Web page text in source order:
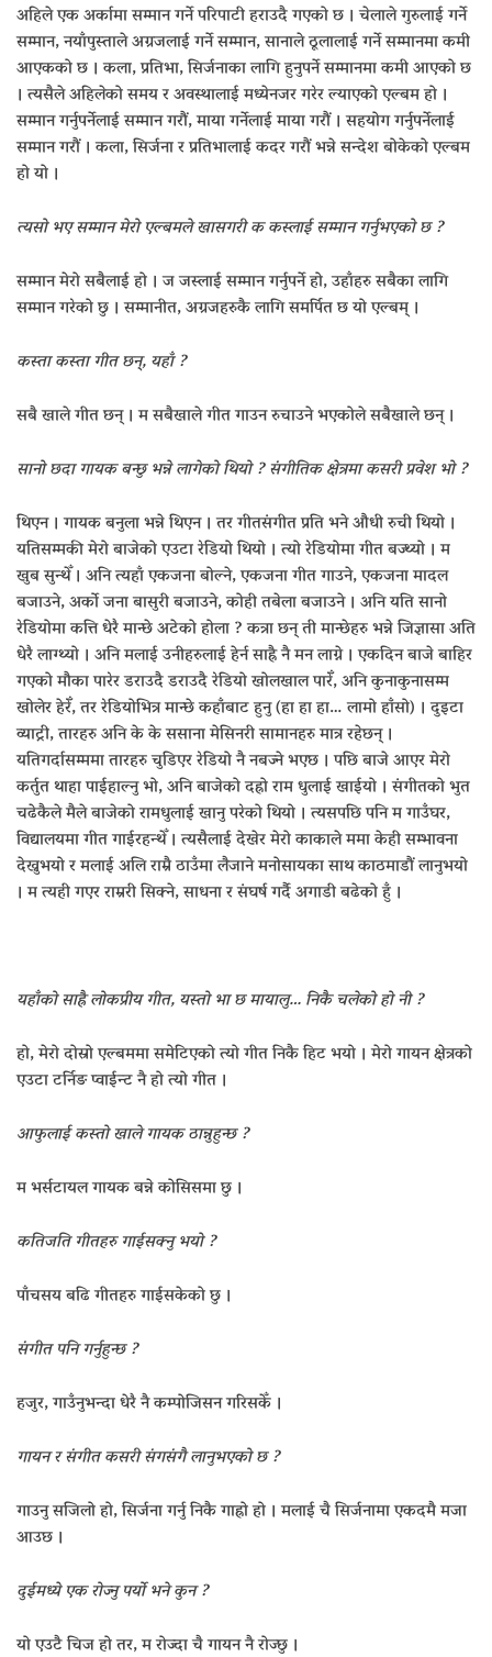
अहिले एक अर्कामा सम्मान गर्ने परिपाटी हराउदै गएको छ । चेलाले गुरुलाई गर्ने
सम्मान, नयाँपुस्ताले अग्रजलाई गर्ने सम्मान, सानाले ठूलालाई गर्ने सम्मानमा कमी
आएकको छ । कला, प्रतिभा, सिर्जनाका लागि हुनुपर्ने सम्मानमा कमी आएको छ
। त्यसैले अहिलेको समय र अवस्थालाई मध्येनजर गरेर ल्याएको एल्बम हो ।
सम्मान गर्नुपर्नेलाई सम्मान गरौं, माया गर्नेलाई माया गरौं । सहयोग गर्नुपर्नेलाई
सम्मान गरौं । कला, सिर्जना र प्रतिभालाई कदर गरौं भन्ने सन्देश बोकेको एल्बम
हो यो ।
त्यसो भए सम्मान मेरो एल्बमले खासगरी क कस्लाई सम्मान गर्नुभएको छ ?
सम्मान मेरो सबैलाई हो । ज जस्लाई सम्मान गर्नुपर्ने हो, उहाँहरु सबैका लागि
सम्मान गरेको छु । सम्मानीत, अग्रजहरुकै लागि समर्पित छ यो एल्बम् ।
कस्ता कस्ता गीत छन्, यहाँ ?
सबै खाले गीत छन् । म सबैखाले गीत गाउन रुचाउने भएकोले सबैखाले छन् ।
सानो छदा गायक बन्छु भन्ने लागेको थियो ? संगीतिक क्षेत्रमा कसरी प्रवेश भो ?
थिएन । गायक बनुला भन्ने थिएन । तर गीतसंगीत प्रति भने औधी रुची थियो ।
यतिसम्मकी मेरो बाजेको एउटा रेडियो थियो । त्यो रेडियोमा गीत बज्थ्यो । म
खुब सुन्थेँ । अनि त्यहाँ एकजना बोल्ने, एकजना गीत गाउने, एकजना मादल
बजाउने, अर्को जना बासुरी बजाउने, कोही तबेला बजाउने । अनि यति सानो
रेडियोमा कत्ति धेरै मान्छे अटेको होला ? कत्रा छन् ती मान्छेहरु भन्ने जिज्ञासा अति
धेरै लाग्थ्यो । अनि मलाई उनीहरुलाई हेर्न साह्रै नै मन लाग्ने । एकदिन बाजे बाहिर
गएको मौका पारेर डराउदै डराउदै रेडियो खोलखाल पारेँ, अनि कुनाकुनासम्म
खोलेर हेरेँ, तर रेडियोभित्र मान्छे कहाँबाट हुनु (हा हा हा… लामो हाँसो) । दुइटा
व्याट्री, तारहरु अनि के के ससाना मेसिनरी सामानहरु मात्र रहेछन् ।
यतिगर्दासम्ममा तारहरु चुडिएर रेडियो नै नबज्ने भएछ । पछि बाजे आएर मेरो
कर्तुत थाहा पाईहाल्नु भो, अनि बाजेको दह्रो राम धुलाई खाईयो । संगीतको भुत
चढेकैले मैले बाजेको रामधुलाई खानु परेको थियो । त्यसपछि पनि म गाउँघर,
विद्यालयमा गीत गाईरहन्थेँ । त्यसैलाई देखेर मेरो काकाले ममा केही सम्भावना
देख्नुभयो र मलाई अलि राम्रै ठाउँमा लैजाने मनोसायका साथ काठमाडौं लानुभयो
। म त्यही गएर राम्ररी सिक्ने, साधना र संघर्ष गर्दै अगाडी बढेको हुँ ।
यहाँको साह्रै लोकप्रीय गीत, यस्तो भा छ मायालु… निकै चलेको हो नी ?
हो, मेरो दोस्रो एल्बममा समेटिएको त्यो गीत निकै हिट भयो । मेरो गायन क्षेत्रको
एउटा टर्निङ प्वाईन्ट नै हो त्यो गीत ।
आफुलाई कस्तो खाले गायक ठान्नुहुन्छ ?
म भर्सटायल गायक बन्ने कोसिसमा छु ।
कतिजति गीतहरु गाईसक्नु भयो ?
पाँचसय बढि गीतहरु गाईसकेको छु ।
संगीत पनि गर्नुहुन्छ ?
हजुर, गाउँनुभन्दा धेरै नै कम्पोजिसन गरिसकेँ ।
गायन र संगीत कसरी संगसंगै लानुभएको छ ?
गाउनु सजिलो हो, सिर्जना गर्नु निकै गाह्रो हो । मलाई चै सिर्जनामा एकदमै मजा
आउछ ।
दुईमध्ये एक रोज्नु पर्यो भने कुन ?
यो एउटै चिज हो तर, म रोज्दा चै गायन नै रोज्छु ।